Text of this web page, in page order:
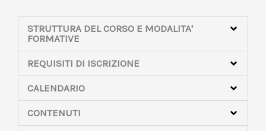
STRUTTURA DEL CORSO E MODALITA'
FORMATIVE
REQUISITI DI ISCRIZIONE
CALENDARIO
CONTENUTI